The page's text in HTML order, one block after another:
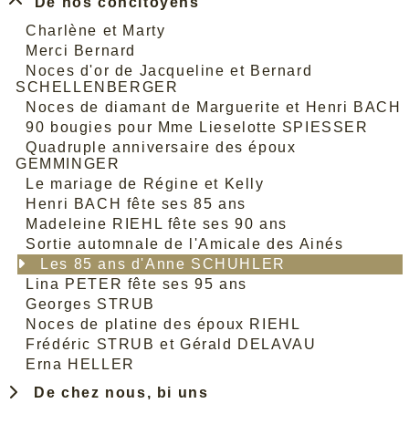
Charlène et Marty
Merci Bernard
Noces d'or de Jacqueline et Bernard
SCHELLENBERGER
Noces de diamant de Marguerite et Henri BACH
90 bougies pour Mme Lieselotte SPIESSER
Quadruple anniversaire des époux
GEMMINGER
Le mariage de Régine et Kelly
Henri BACH fête ses 85 ans
Madeleine RIEHL fête ses 90 ans
Sortie automnale de l'Amicale des Ainés
Les 85 ans d'Anne SCHUHLER
Lina PETER fête ses 95 ans
Georges STRUB
Noces de platine des époux RIEHL
Frédéric STRUB et Gérald DELAVAU
Erna HELLER
De chez nous, bi uns